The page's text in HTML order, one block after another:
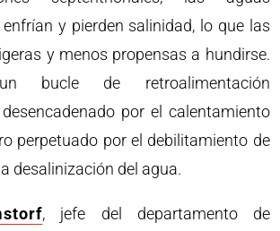
y pierden salinidad, lo que las
y menos propensas a hundirse.
bucle de retroalimentación
por el calentamiento
perpetuado por el debilitamiento de
desalinización del agua.
, jefe del departamento de